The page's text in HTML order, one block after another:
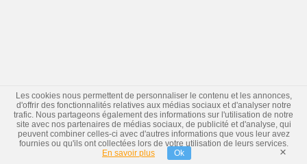
Les cookies nous permettent de personnaliser le contenu et les annonces,
d'offrir des fonctionnalités relatives aux médias sociaux et d'analyser notre
trafic. Nous partageons également des informations sur l'utilisation de notre
site avec nos partenaires de médias sociaux, de publicité et d'analyse, qui
peuvent combiner celles-ci avec d'autres informations que vous leur avez
fournies ou qu'ils ont collectées lors de votre utilisation de leurs services.
En savoir plus
Ok ×